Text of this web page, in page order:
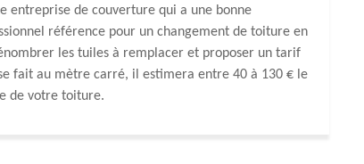
entreprise de couverture qui a une bonne
référence pour un changement de toiture en
les tuiles à remplacer et proposer un tarif
fait au mètre carré, il estimera entre 40 à 130 € le
de votre toiture.